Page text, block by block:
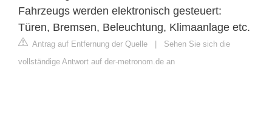
Fahrzeugs werden elektronisch gesteuert:
Türen, Bremsen, Beleuchtung, Klimaanlage etc.
Antrag auf Entfernung der Quelle | Sehen Sie sich die
vollständige Antwort auf der-metronom.de an